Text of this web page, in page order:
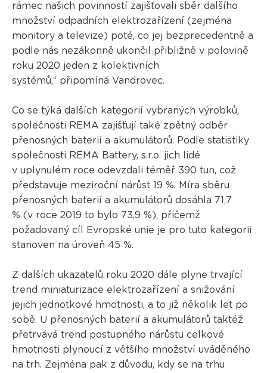
rámec našich povinností zajišťovali sběr dalšího
množství odpadních elektrozařízení (zejména
monitory a televize) poté, co jej bezprecedentně a
podle nás nezákonně ukončil přibližně v polovině
roku 2020 jeden z kolektivních
systémů,“ připomíná Vandrovec.
Co se týká dalších kategorií vybraných výrobků,
společnosti REMA zajišťují také zpětný odběr
přenosných baterií a akumulátorů. Podle statistiky
společnosti REMA Battery, s.r.o. jich lidé
v uplynulém roce odevzdali téměř 390 tun, což
představuje meziroční nárůst 19 %. Míra sběru
přenosných baterií a akumulátorů dosáhla 71,7
% (v roce 2019 to bylo 73,9 %), přičemž
požadovaný cíl Evropské unie je pro tuto kategorii
stanoven na úroveň 45 %.
Z dalších ukazatelů roku 2020 dále plyne trvající
trend miniaturizace elektrozařízení a snižování
jejich jednotkové hmotnosti, a to již několik let po
sobě. U přenosných baterií a akumulátorů taktéž
přetrvává trend postupného nárůstu celkové
hmotnosti plynoucí z většího množství uváděného
na trh. Zejména pak z důvodu, kdy se na trhu